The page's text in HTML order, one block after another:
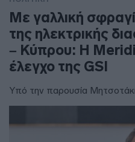
Με γαλλική
της ηλεκτρικής
– Κύπρου: Η
έλεγχο της GSI
Υπό την παρουσία